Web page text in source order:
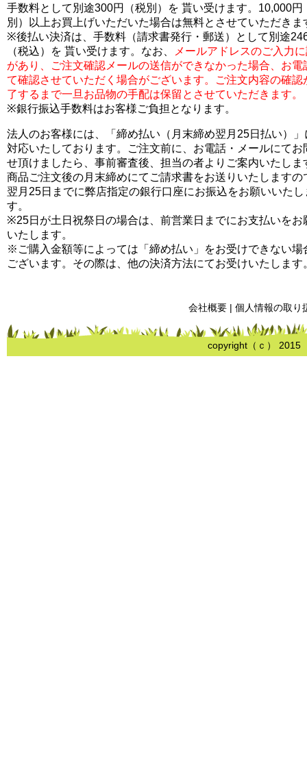
手数料として別途300円（税別）を 貰い受けます。10,000円
別）以上お買上げいただいた場合は無料とさせていただきま
※後払い決済は、手数料（請求書発行・郵送）として別途
（税込）を 貰い受けます。なお、
メールアドレスのご入力
があり、ご注文確認メールの送信ができなかった場合、お電
て確認させていただく場合がございます。ご注文内容の確認
了するまで一旦お品物の手配は保留とさせていただきます。
※銀行振込手数料はお客様ご負担となります。
法人のお客様には、「締め払い（月末締め翌月25日払い）」
対応いたしております。ご注文前に、お電話・メールにてお
せ頂けましたら、事前審査後、担当の者よりご案内いたしま
商品ご注文後の月末締めにてご請求書をお送りいたしますの
翌月25日までに弊店指定の銀行口座にお振込をお願いいたし
す。
※25日が土日祝祭日の場合は、前営業日までにお支払いをお
いたします。
※ご購入金額等によっては「締め払い」をお受けできない場
ございます。その際は、他の決済方法にてお受けいたします
会社概要 | 個人情報の取り
copyright（ｃ） 2015